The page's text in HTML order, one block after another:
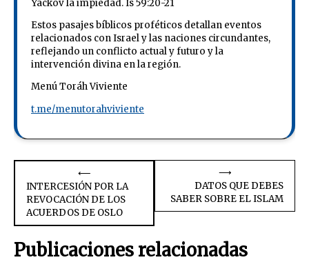
Yackov la impiedad. Is 59:20-21
Estos pasajes bíblicos proféticos detallan eventos
relacionados con Israel y las naciones circundantes,
reflejando un conflicto actual y futuro y la
intervención divina en la región.
Menú Toráh Viviente
t.me/menutorahviviente
Navegación
de
entradas
⟵
INTERCESIÓN POR LA
REVOCACIÓN DE LOS
ACUERDOS DE OSLO
DATOS QUE DEBES
SABER SOBRE EL ISLAM
⟶
Publicaciones relacionadas